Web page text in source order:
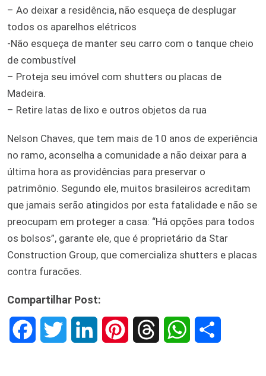
– Ao deixar a residência, não esqueça de desplugar
todos os aparelhos elétricos
-Não esqueça de manter seu carro com o tanque cheio
de combustível
– Proteja seu imóvel com shutters ou placas de
Madeira.
– Retire latas de lixo e outros objetos da rua
Nelson Chaves, que tem mais de 10 anos de experiência
no ramo, aconselha a comunidade a não deixar para a
última hora as providências para preservar o
patrimônio. Segundo ele, muitos brasileiros acreditam
que jamais serão atingidos por esta fatalidade e não se
preocupam em proteger a casa: “Há opções para todos
os bolsos”, garante ele, que é proprietário da Star
Construction Group, que comercializa shutters e placas
contra furacões.
Compartilhar Post: